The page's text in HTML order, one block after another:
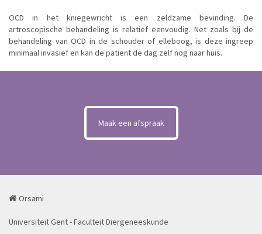
OCD in het kniegewricht is een zeldzame bevinding. De
artroscopische behandeling is relatief eenvoudig. Net zoals bij de
behandeling van OCD in de schouder of elleboog, is deze ingreep
minimaal invasief en kan de patiënt de dag zelf nog naar huis.
Maak een afspraak
Orsami
Universiteit Gent - Faculteit Diergeneeskunde